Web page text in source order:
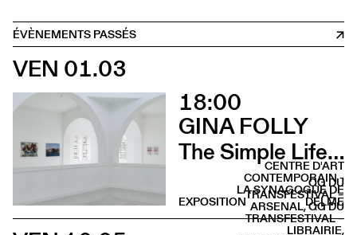
ÉVÈNEMENTS PASSÉS
VEN 01.03
18:00
GINA FOLLY
The Simple Life (Vernissage)
CENTRE D'ART
CONTEMPORAIN -
LA SYNAGOGUE DE
DELME
EXPOSITION
QG DU
TRANSFESTIVAL –
ARSENAL, QG DU
TRANSFESTIVAL –
LIBRAIRIE,